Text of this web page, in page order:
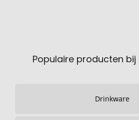
Populaire producten
Drinkware